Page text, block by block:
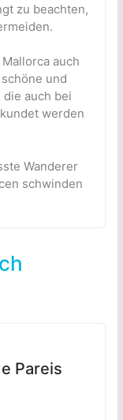
zu beachten,
auch
und
auch bei
werden
Wanderer
schwinden
Pareis